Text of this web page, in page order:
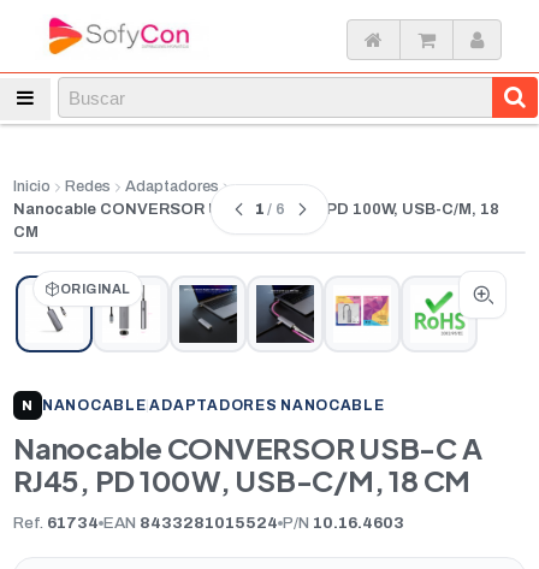
Inicio Redes
Adaptadores
Nanocable CONVERSOR USB-C A RJ45, PD 100W, USB-C/M, 18
CM
ORIGINAL
1 / 6
N NANOCABLE |ADAPTADORES NANOCABLE
Nanocable CONVERSOR USB-C A
RJ45, PD 100W, USB-C/M, 18 CM
Ref. 61734 EAN 8433281015524 P/N 10.16.4603